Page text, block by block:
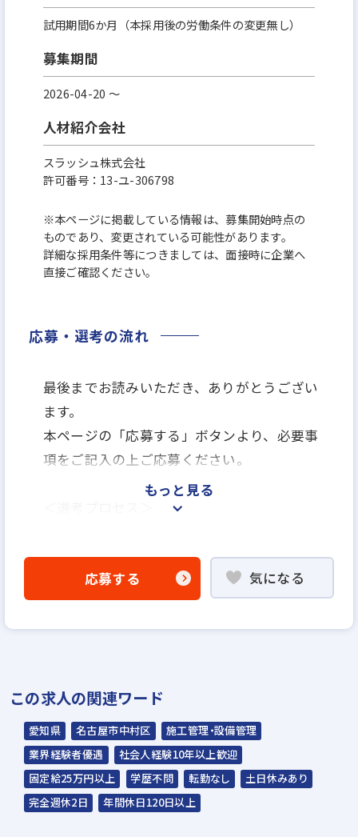
試用期間6か月（本採用後の労働条件の変更無し）
募集期間
2026-04-20 〜
人材紹介会社
スラッシュ株式会社
許可番号：13-ユ-306798
※本ページに掲載している情報は、募集開始時点の
ものであり、変更されている可能性があります。
詳細な採用条件等につきましては、面接時に企業へ
直接ご確認ください。
応募・選考の流れ
最後までお読みいただき、ありがとうござい
ます。
本ページの「応募する」ボタンより、必要事
項をご記入の上ご応募ください。
▼
WEB書類選考
▼
説明選考会（電話面談）
式会社が行います＊
スラッシュ株式会社からのご連絡をお待ち
ください。
ご連絡までに7日程度いただく場合があり
ます。予めご了承ください。
もっと見る
応募する 気になる
この求人の関連ワード
愛知県 名古屋市中村区
施工管理・設備管理
業界経験者優遇
社会人経験10年以上歓迎
固定給25万円以上
学歴不問 転勤なし
土日休みあり
完全週休2日
年間休日120日以上